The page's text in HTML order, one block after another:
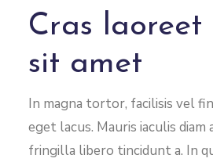
Cras laoreet
sit amet
In magna tortor, facilisis vel
eget lacus. Mauris iaculis diam
fringilla libero tincidunt a. In